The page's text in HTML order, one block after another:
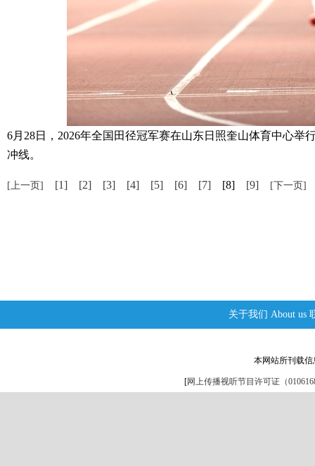
6月28日，2026年全国田径冠军赛在山东日照奎山体育中心
冲线。
[上一页] [1] [2] [3] [4] [5] [6] [7] [8] [9] [下一页]
关于我们 About us
本网站所刊载
[网上传播视听节目许可证（